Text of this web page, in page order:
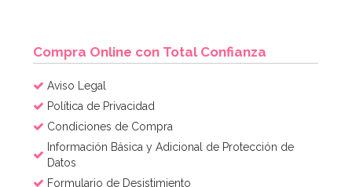
Compra Online con Total Confianza
Aviso Legal
Política de Privacidad
Condiciones de Compra
Información Básica y Adicional de Protección de
Datos
Formulario de Desistimiento